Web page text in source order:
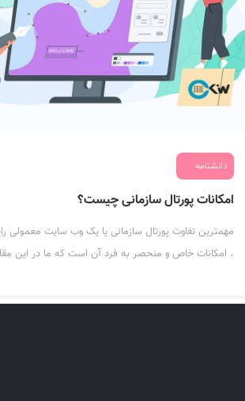
دانشنامه
امکانات پورتال سازمانی چیست؟
مهمترین تفاوت پورتال سازمانی یا یک وب سایت معمولی
، امکانات خاص و منحصر به فرد آن است که ما در این